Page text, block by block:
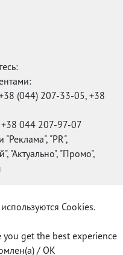
(044) 207-33-05, +38
+38 044 207-97-07
"PR",
"Актуально", "Промо",
Cookies.
get the best experience
/ OK